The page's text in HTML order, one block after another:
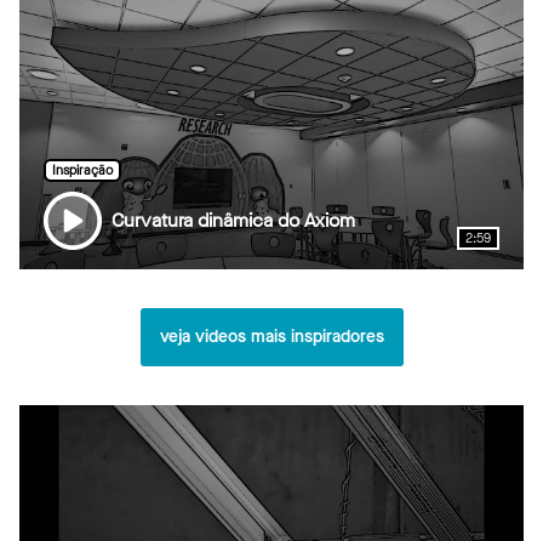
Inspiração
Curvatura dinâmica do Axiom
2:59
veja videos mais inspiradores